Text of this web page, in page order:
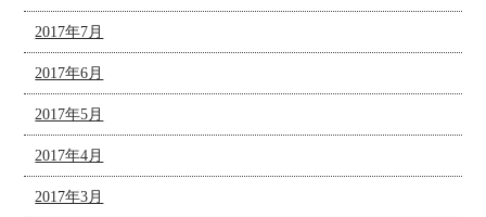
2017年7月
2017年6月
2017年5月
2017年4月
2017年3月